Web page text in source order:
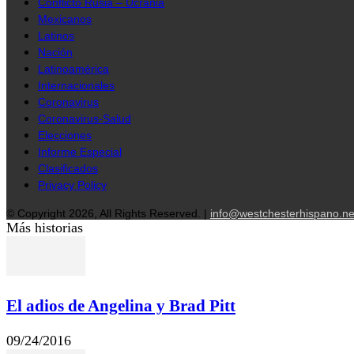
Mexicanos
Latinos
Nación
Latinoamérica
Internacionales
Coronavirus
Coronavirus-Salud
Elecciones
Informe Especial
Clasificados
Privacy Policy
© Copyright 2026, All Rights Reserved. |
Más historias
El adios de Angelina y Brad Pitt
09/24/2016